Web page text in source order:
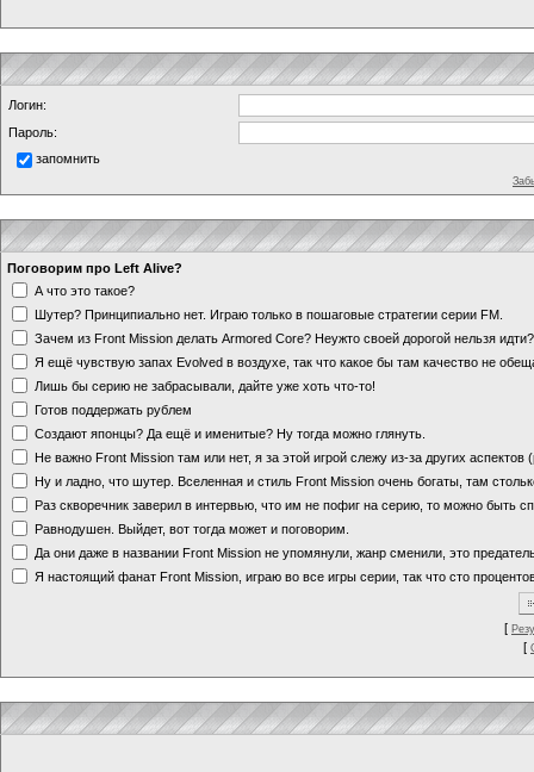
Логин:
Пароль:
запомнить
Поговорим про Left Alive?
А что это такое?
Шутер? Принципиально нет. Играю только в пошаговые стратегии серии FM.
Зачем из Front Mission делать Armored Core? Неужто своей дорогой нельзя
Я ещё чувствую запах Evolved в воздухе, так что какое бы там качество не
Лишь бы серию не забрасывали, дайте уже хоть что-то!
Готов поддержать рублем
Создают японцы? Да ещё и именитые? Ну тогда можно глянуть.
Не важно Front Mission там или нет, я за этой игрой слежу из-за других аспектов
Ну и ладно, что шутер. Вселенная и стиль Front Mission очень богаты, там
Раз скворечник заверил в интервью, что им не пофиг на серию, то можно быть
Равнодушен. Выйдет, вот тогда может и поговорим.
Да они даже в названии Front Mission не упомянули, жанр сменили, это
Я настоящий фанат Front Mission, играю во все игры серии, так что сто
[
[